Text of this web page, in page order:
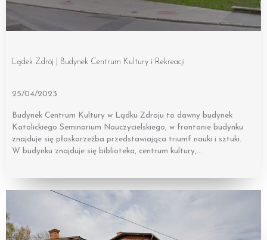
Lądek Zdrój | Budynek Centrum Kultury i Rekreacji
25/04/2023
Budynek Centrum Kultury w Lądku Zdroju to dawny budynek
Katolickiego Seminarium Nauczycielskiego, w frontonie budynku
znajduje się płaskorzeźba przedstawiająca triumf nauki i sztuki.
W budynku znajduje się biblioteka, centrum kultury,…